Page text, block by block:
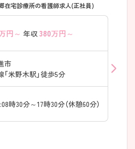
在宅診療所の看護師求人(正社員)
円～ 年収 380万円～
市
米野木駅」徒歩5分
時30分～17時30分（休憩60分）